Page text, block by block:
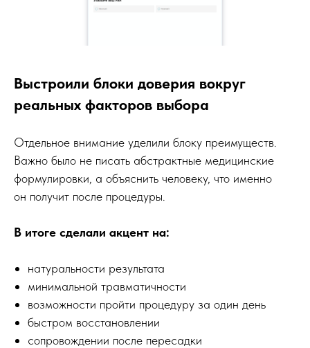
Выстроили блоки доверия вокруг
реальных факторов выбора
Отдельное внимание уделили блоку преимуществ.
Важно было не писать абстрактные медицинские
формулировки, а объяснить человеку, что именно
он получит после процедуры.
В итоге сделали акцент на:
натуральности результата
минимальной травматичности
возможности пройти процедуру за один день
быстром восстановлении
сопровождении после пересадки